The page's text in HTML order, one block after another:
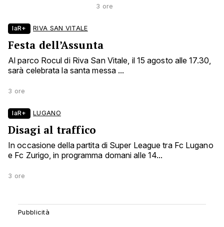
3 ore
laR+ RIVA SAN VITALE
Festa dell’Assunta
Al parco Rocul di Riva San Vitale, il 15 agosto alle 17.30,
sarà celebrata la santa messa ...
3 ore
laR+ LUGANO
Disagi al traffico
In occasione della partita di Super League tra Fc Lugano
e Fc Zurigo, in programma domani alle 14...
3 ore